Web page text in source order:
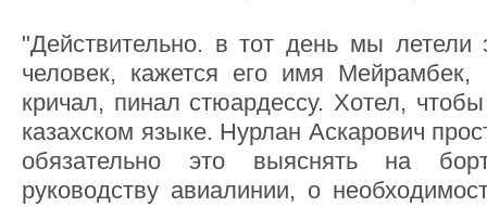
"Действительно. в тот день мы летели
человек, кажется его имя Мейрамбек,
кричал, пинал стюардессу. Хотел,
казахском языке. Нурлан Аскарович
обязательно это выяснять на
руководству авиалинии, о